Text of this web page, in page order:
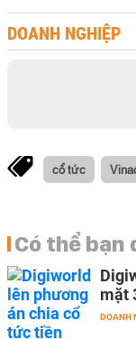
DOANH NGHIỆP
cổ tức
Có thể bạn
mặt
DOANH